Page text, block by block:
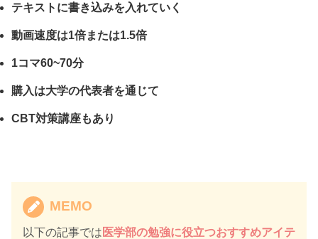
テキストに書き込みを入れていく
動画速度は1倍または1.5倍
1コマ60~70分
購入は大学の代表者を通じて
CBT対策講座もあり
MEMO
以下の記事では 医学部の勉強に役立つおすすめアイテ